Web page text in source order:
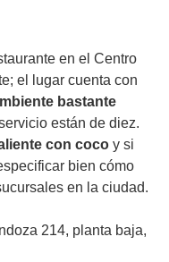
en el Centro
el lugar cuenta con
bastante
están de diez.
con coco y si
bien cómo
en la ciudad.
214, planta baja,